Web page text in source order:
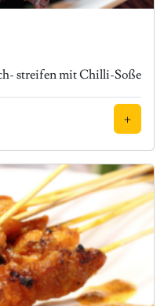
streifen mit Chilli-Soße
+